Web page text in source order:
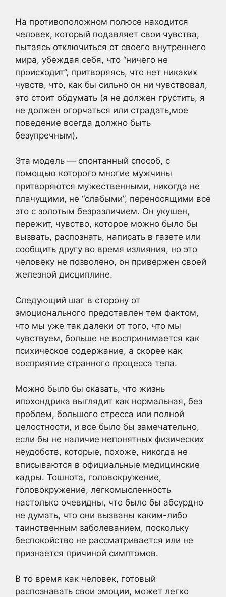
На противоположном полюсе находится
человек, который подавляет свои чувства,
пытаясь отключиться от своего внутреннего
мира, убеждая себя, что “ничего не
происходит”, притворяясь, что нет никаких
чувств, что, как бы сильно он ни чувствовал,
это стоит обдумать (я не должен грустить, я
не должен огорчаться или страдать,мое
поведение всегда должно быть
безупречным).
Эта модель — спонтанный способ, с
помощью которого многие мужчины
притворяются мужественными, никогда не
плачущими, не “слабыми”, переносящими все
это с золотым безразличием. Он укушен,
пережит, чувство, которое можно было бы
вызвать, распознать, написать в газете или
сообщить другу во время излияния, но это
человеку не позволено, он привержен своей
железной дисциплине.
Следующий шаг в сторону от
эмоционального представлен тем фактом,
что мы уже так далеки от того, что мы
чувствуем, больше не воспринимается как
психическое содержание, а скорее как
восприятие странного процесса тела.
Можно было бы сказать, что жизнь
ипохондрика выглядит как нормальная, без
проблем, большого стресса или полной
целостности, и все было бы замечательно,
если бы не наличие непонятных физических
неудобств, которые, похоже, никогда не
вписываются в официальные медицинские
кадры. Тошнота, головокружение,
головокружение, легкомысленность
настолько очевидны, что было бы абсурдно
не думать, что они вызваны каким-либо
таинственным заболеванием, поскольку
беспокойство не рассматривается или не
признается причиной симптомов.
В то время как человек, готовый
распознавать свои эмоции, может легко